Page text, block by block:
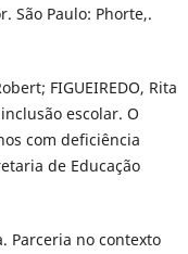
São Paulo: Phorte,.
FIGUEIREDO, Rita
escolar. O
com deficiência
de Educação
Parceria no contexto